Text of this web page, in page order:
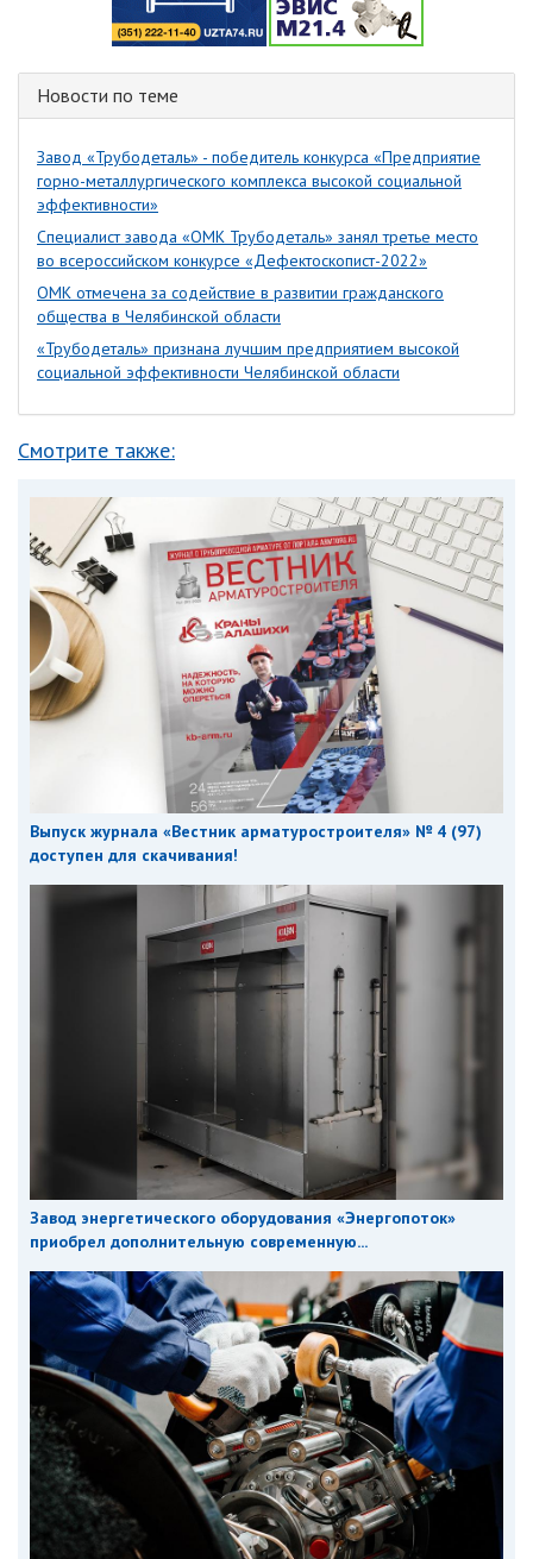
Новости по теме
Завод «Трубодеталь» - победитель конкурса «Предприятие
горно-металлургического комплекса высокой социальной
эффективности»
Специалист завода «ОМК Трубодеталь» занял третье место
во всероссийском конкурсе «Дефектоскопист-2022»
ОМК отмечена за содействие в развитии гражданского
общества в Челябинской области
«Трубодеталь» признана лучшим предприятием высокой
социальной эффективности Челябинской области
Смотрите также:
Выпуск журнала «Вестник арматуростроителя» № 4 (97)
доступен для скачивания!
Завод энергетического оборудования «Энергопоток»
приобрел дополнительную современную...